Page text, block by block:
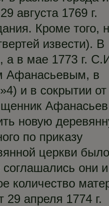
августа 1769 г.
Кроме того,
извести). В
а в мае 1773 г.
Афанасьевым, в
и в сокрытии от
Афанасьев
новую
по приказу
церкви было
они
количество
29 апреля 1774 г.